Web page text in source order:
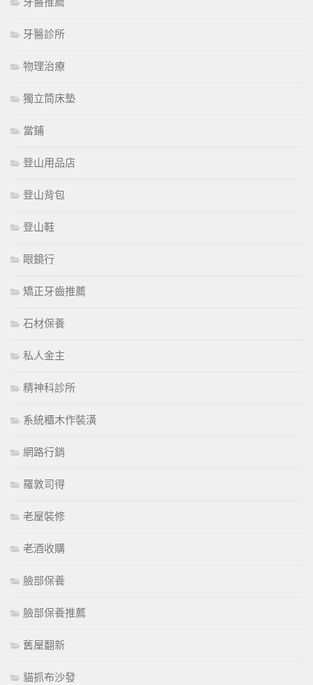
牙醫診所
物理治療
獨立筒床墊
當鋪
登山用品店
登山背包
登山鞋
眼鏡行
矯正牙齒推薦
石材保養
私人金主
精神科診所
系統櫃木作裝潢
網路行銷
羅敦司得
老屋裝修
老酒收購
臉部保養
臉部保養推薦
舊屋翻新
貓抓布沙發